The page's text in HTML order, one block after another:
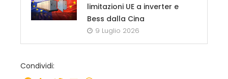
limitazioni UE a inverter e
Bess dalla Cina
9 Luglio 2026
Condividi: